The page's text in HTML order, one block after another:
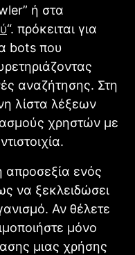
ή στα
“. πρόκειται για
bots που
αναζήτησης. Στη
λίστα λέξεων
χρηστών με
ενός
να ξεκλειδώσει
Αν θέλετε
μόνο
μιας χρήσης